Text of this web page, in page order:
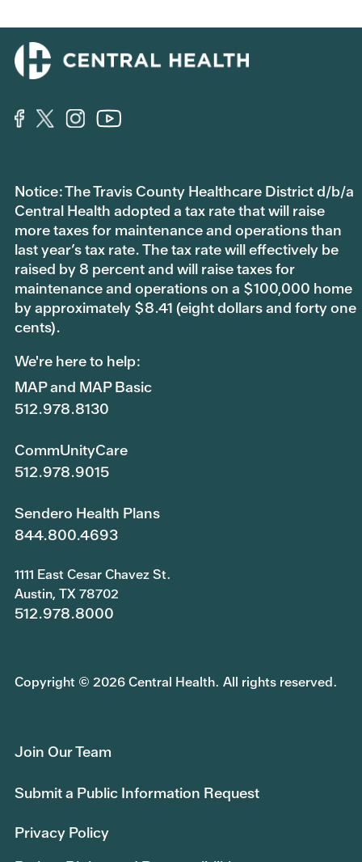
Notice: The Travis County Healthcare District d/b/a
Central Health adopted a tax rate that will raise
more taxes for maintenance and operations than
last year’s tax rate. The tax rate will effectively be
raised by 8 percent and will raise taxes for
maintenance and operations on a $100,000 home
by approximately $8.41 (eight dollars and forty one
cents).
We're here to help:
MAP and MAP Basic
512.978.8130
CommUnityCare
512.978.9015
Sendero Health Plans
844.800.4693
1111 East Cesar Chavez St.
Austin, TX 78702
512.978.8000
Copyright © 2026 Central Health. All rights reserved.
Join Our Team
Submit a Public Information Request
Privacy Policy